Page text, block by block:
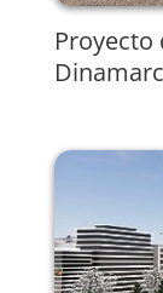
Proyecto